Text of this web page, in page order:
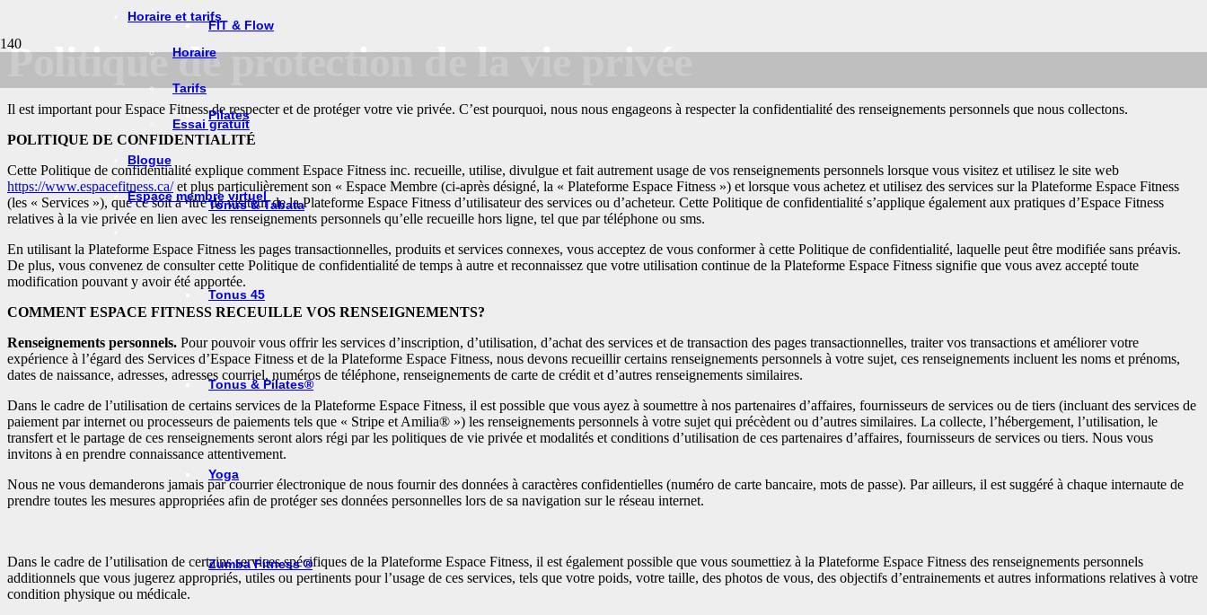
Horaire et tarifs
Horaire
Tarifs
Essai gratuit
Blogue
Espace membre virtuel
FIT & Flow
Pilates
Tonus & Tabata
Tonus 45
Tonus & Pilates®
Yoga
Zumba Fitness ®
Politique de protection de la vie privée
Il est important pour Espace Fitness de respecter et de protéger votre vie privée. C’est pourquoi, nous nous engageons à respecter la confidentialité des renseignements personnels que nous collectons.
POLITIQUE DE CONFIDENTIALITÉ
Cette Politique de confidentialité explique comment Espace Fitness inc. recueille, utilise, divulgue et fait autrement usage de vos renseignements personnels lorsque vous visitez et utilisez le site web
https://www.espacefitness.ca/et plus particulièrement son « Espace Membre (ci-après désigné, la « Plateforme Espace Fitness ») et lorsque vous achetez et utilisez des services sur la Plateforme Espace Fitness
(les « Services »), que ce soit à titre de visiteur de la Plateforme Espace Fitness d’utilisateur des services ou d’acheteur. Cette Politique de confidentialité s’applique également aux pratiques d’Espace Fitness
relatives à la vie privée en lien avec les renseignements personnels qu’elle recueille hors ligne, tel que par téléphone ou sms.
En utilisant la Plateforme Espace Fitness les pages transactionnelles, produits et services connexes, vous acceptez de vous conformer à cette Politique de confidentialité, laquelle peut être modifiée sans préavis.
De plus, vous convenez de consulter cette Politique de confidentialité de temps à autre et reconnaissez que votre utilisation continue de la Plateforme Espace Fitness signifie que vous avez accepté toute
modification pouvant y avoir été apportée.
COMMENT ESPACE FITNESS RECEUILLE VOS RENSEIGNEMENTS?
Renseignements personnels. Pour pouvoir vous offrir les services d’inscription, d’utilisation, d’achat des services et de transaction des pages transactionnelles, traiter vos transactions et améliorer votre
expérience à l’égard des Services d’Espace Fitness et de la Plateforme Espace Fitness, nous devons recueillir certains renseignements personnels à votre sujet, ces renseignements incluent les noms et prénoms,
dates de naissance, adresses, adresses courriel, numéros de téléphone, renseignements de carte de crédit et d’autres renseignements similaires.
Dans le cadre de l’utilisation de certains services de la Plateforme Espace Fitness, il est possible que vous ayez à soumettre à nos partenaires d’affaires, fournisseurs de services ou de tiers (incluant des services de
paiement par internet ou processeurs de paiements tels que « Stripe et Amilia® ») les renseignements personnels à votre sujet qui précèdent ou d’autres similaires. La collecte, l’hébergement, l’utilisation, le
transfert et le partage de ces renseignements seront alors régi par les politiques de vie privée et modalités et conditions d’utilisation de ces partenaires d’affaires, fournisseurs de services ou tiers. Nous vous
invitons à en prendre connaissance attentivement.
Nous ne vous demanderons jamais par courrier électronique de nous fournir des données à caractères confidentielles (numéro de carte bancaire, mots de passe). Par ailleurs, il est suggéré à chaque internaute de
prendre toutes les mesures appropriées afin de protéger ses données personnelles lors de sa navigation sur le réseau internet.
Dans le cadre de l’utilisation de certains services spécifiques de la Plateforme Espace Fitness, il est également possible que vous soumettiez à la Plateforme Espace Fitness des renseignements personnels
additionnels que vous jugerez appropriés, utiles ou pertinents pour l’usage de ces services, tels que votre poids, votre taille, des photos de vous, des objectifs d’entrainements et autres informations relatives à votre
condition physique ou médicale.